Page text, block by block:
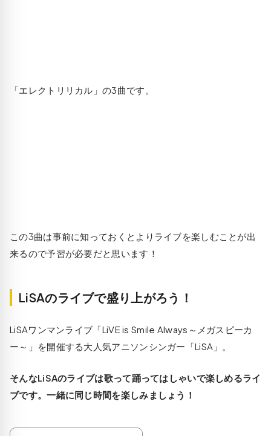
「エレクトリリカル」の3曲です。
この3曲は事前に知っておくとよりライブを楽しむことが出
来るので予習が必要だと思います！
LiSAのライブで盛り上がろう！
LiSAワンマンライブ「LiVE is Smile Always～メガスピーカ
ー～」を開催する大人気アニソンシンガー「LiSA」。
そんなLiSAのライブは歌って踊ってはしゃいで楽しめるライ
ブです。一緒に同じ時間を楽しみましょう！